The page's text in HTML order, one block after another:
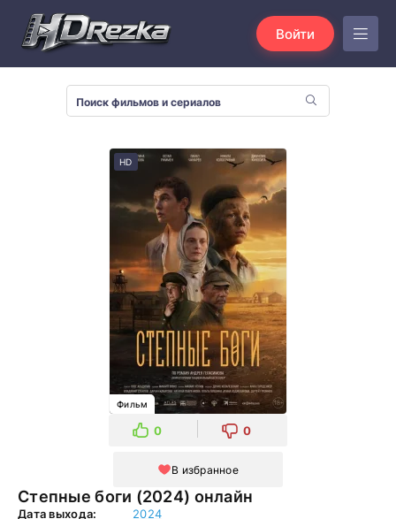
Войти
Степные боги (2024) онлайн
HD
Фильм
0 0
В избранное
Дата выхода:
2024